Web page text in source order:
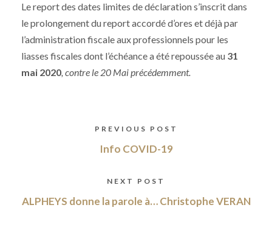
Le report des dates limites de déclaration s’inscrit dans
le prolongement du report accordé d’ores et déjà par
l’administration fiscale aux professionnels pour les
liasses fiscales dont l’échéance a été repoussée au 31
mai 2020, contre le 20 Mai précédemment.
PREVIOUS POST
Info COVID-19
NEXT POST
ALPHEYS donne la parole à… Christophe VERAN